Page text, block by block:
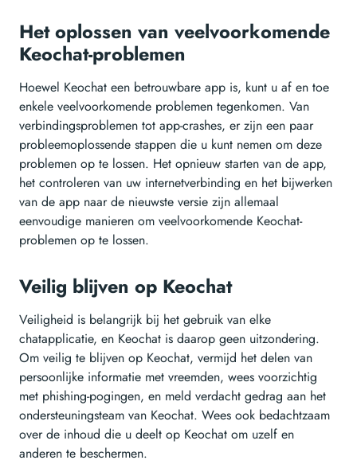
Het oplossen van veelvoorkomende
Keochat-problemen
Hoewel Keochat een betrouwbare app is, kunt u af en toe
enkele veelvoorkomende problemen tegenkomen. Van
verbindingsproblemen tot app-crashes, er zijn een paar
probleemoplossende stappen die u kunt nemen om deze
problemen op te lossen. Het opnieuw starten van de app,
het controleren van uw internetverbinding en het bijwerken
van de app naar de nieuwste versie zijn allemaal
eenvoudige manieren om veelvoorkomende Keochat-
problemen op te lossen.
Veilig blijven op Keochat
Veiligheid is belangrijk bij het gebruik van elke
chatapplicatie, en Keochat is daarop geen uitzondering.
Om veilig te blijven op Keochat, vermijd het delen van
persoonlijke informatie met vreemden, wees voorzichtig
met phishing-pogingen, en meld verdacht gedrag aan het
ondersteuningsteam van Keochat. Wees ook bedachtzaam
over de inhoud die u deelt op Keochat om uzelf en
anderen te beschermen.